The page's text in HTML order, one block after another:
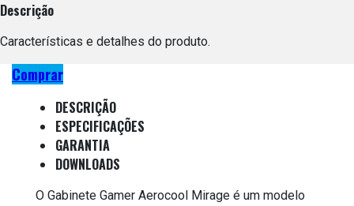
Descrição
Características e detalhes do produto.
Comprar
DESCRIÇÃO
ESPECIFICAÇÕES
GARANTIA
DOWNLOADS
O Gabinete Gamer Aerocool Mirage é um modelo